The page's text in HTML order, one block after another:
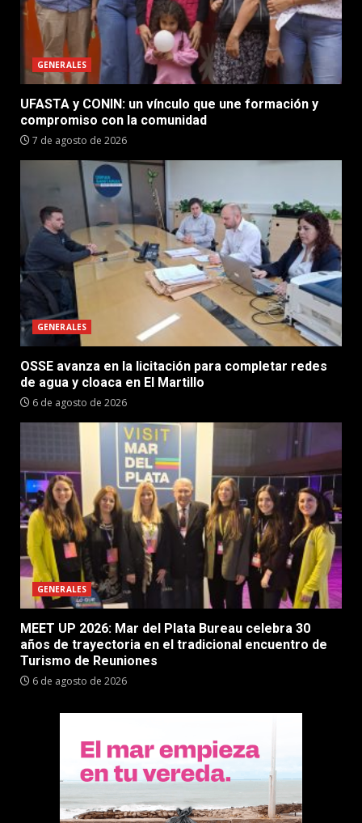
GENERALES
UFASTA y CONIN: un vínculo que une formación y
compromiso con la comunidad
7 de agosto de 2026
GENERALES
OSSE avanza en la licitación para completar redes
de agua y cloaca en El Martillo
6 de agosto de 2026
GENERALES
MEET UP 2026: Mar del Plata Bureau celebra 30
años de trayectoria en el tradicional encuentro de
Turismo de Reuniones
6 de agosto de 2026